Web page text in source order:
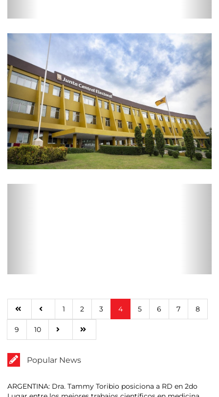
1 2 3 4 5 6 7 8
9 10
Popular News
ARGENTINA: Dra. Tammy Toribio posiciona a RD en 2do